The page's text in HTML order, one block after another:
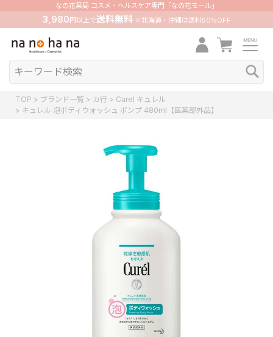
なの花薬局 コスメ・ヘルスケア専門「なの花モール」
3,980 円以上で送料無料※北海道・沖縄は送料50%OFF
TOP ブランド一覧 カ行
Curel キュレル
キュレル 泡ボディウォッシュ ポンプ 480ml【医薬部外品】